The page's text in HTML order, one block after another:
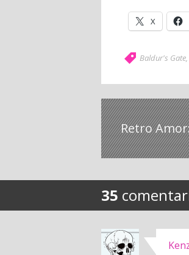
X
Baldur's Gate
Retro
35